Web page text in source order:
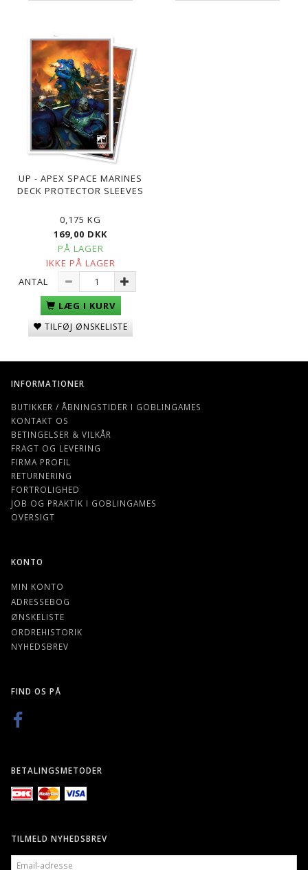
UP - APEX SPACE MARINES
DECK PROTECTOR SLEEVES
0,175 KG
169,00 DKK
PÅ LAGER
IKKE PÅ LAGER
ANTAL
LÆG I KURV
TILFØJ ØNSKELISTE
INFORMATIONER
BUTIKKER / ÅBNINGSTIDER I GOBLINGAMES
KONTAKT OS
BETINGELSER & VILKÅR
FRAGT OG LEVERING
FIRMA PROFIL
RETURNERING
FORTROLIGHED
JOB OG PRAKTIK I GOBLINGAMES
OVERSIGT
KONTO
MIN KONTO
ADRESSEBOG
ØNSKELISTE
ORDREHISTORIK
NYHEDSBREV
FIND OS PÅ
BETALINGSMETODER
TILMELD NYHEDSBREV
EMAIL-